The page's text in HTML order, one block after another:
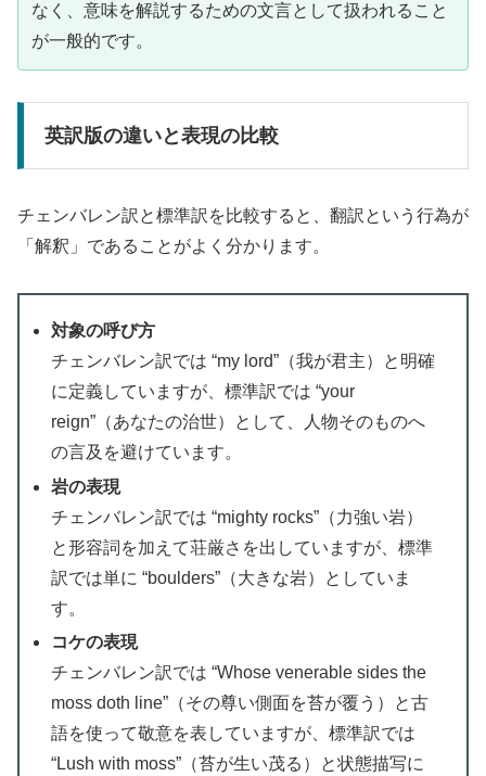
なく、意味を解説するための文言として扱われること
が一般的です。
英訳版の違いと表現の比較
チェンバレン訳と標準訳を比較すると、翻訳という行為が
「解釈」であることがよく分かります。
対象の呼び方
チェンバレン訳では “my lord”（我が君主）と明確
に定義していますが、標準訳では “your
reign”（あなたの治世）として、人物そのものへ
の言及を避けています。
岩の表現
チェンバレン訳では “mighty rocks”（力強い岩）
と形容詞を加えて荘厳さを出していますが、標準
訳では単に “boulders”（大きな岩）としていま
す。
コケの表現
チェンバレン訳では “Whose venerable sides the
moss doth line”（その尊い側面を苔が覆う）と古
語を使って敬意を表していますが、標準訳では
“Lush with moss”（苔が生い茂る）と状態描写に